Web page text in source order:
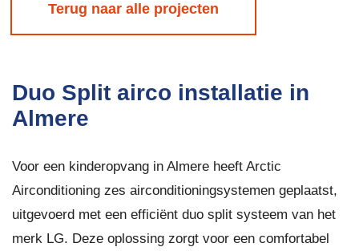
Terug naar alle projecten
Duo Split airco installatie in
Almere
Voor een kinderopvang in Almere heeft Arctic
Airconditioning zes airconditioningsystemen geplaatst,
uitgevoerd met een efficiënt duo split systeem van het
merk LG. Deze oplossing zorgt voor een comfortabel